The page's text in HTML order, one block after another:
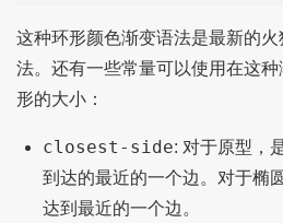
这种环形颜色渐变语法是最新的
法。还有一些常量可以使用在这
形的大小：
closest-side: 对于原型，
到达的最近的一个边。对于椭
达到最近的一个边。